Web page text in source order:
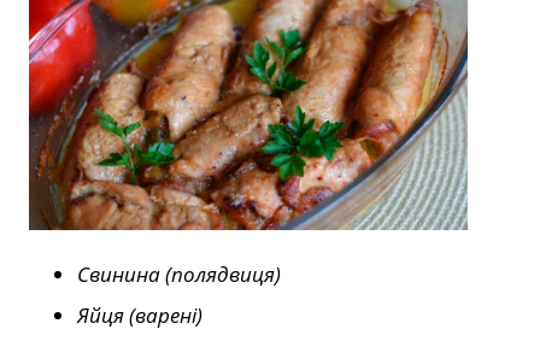
Свинина (полядвиця)
Яйця (варені)